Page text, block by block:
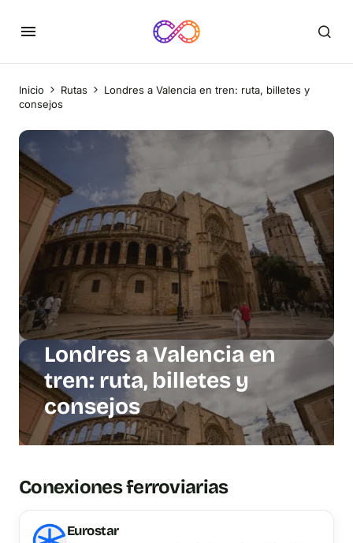
Inicio Rutas
Londres a Valencia en tren: ruta, billetes y
consejos
Londres a Valencia en
tren: ruta, billetes y
consejos
Conexiones ferroviarias
Eurostar